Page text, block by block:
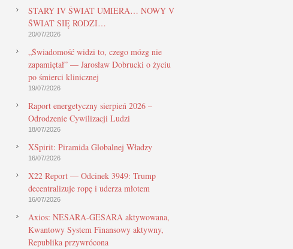
STARY IV ŚWIAT UMIERA… NOWY V
ŚWIAT SIĘ RODZI…
20/07/2026
„Świadomość widzi to, czego mózg nie
zapamiętał” — Jarosław Dobrucki o życiu
po śmierci klinicznej
19/07/2026
Raport energetyczny sierpień 2026 –
Odrodzenie Cywilizacji Ludzi
18/07/2026
XSpirit: Piramida Globalnej Władzy
16/07/2026
X22 Report — Odcinek 3949: Trump
decentralizuje ropę i uderza młotem
16/07/2026
Axios: NESARA-GESARA aktywowana,
Kwantowy System Finansowy aktywny,
Republika przywrócona